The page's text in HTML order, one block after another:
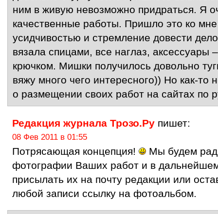
ним в живую невозможно придраться. Я
качественные работы. Пришло это ко
усидчивостью и стремление довести
вязала спицами, все наглаз, аксессуары
крючком. Мишки получилось довольно
вяжу много чего интересного)) Но как-то
о размещении своих работ на сайтах по
Редакция журнала Трозо.Ру пишет:
08 Фев 2011 в 01:55
Потрясающая концепция!
Мы будем
фотографии Ваших работ и в
присылать их на почту редакции или
любой записи ссылку на фотоальбом.